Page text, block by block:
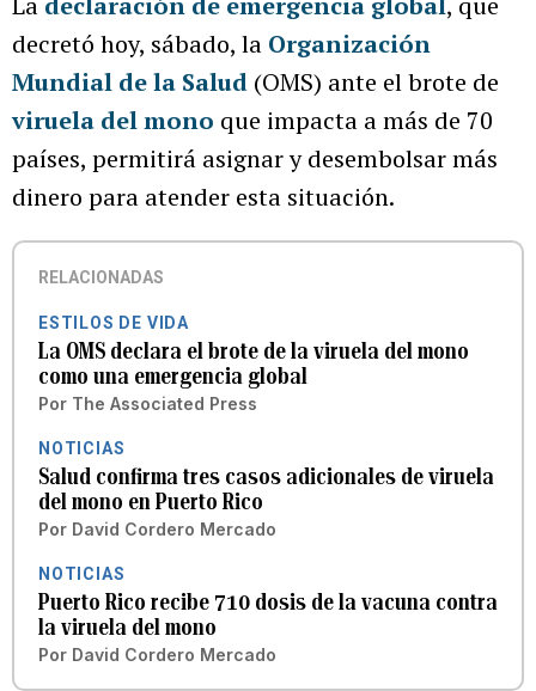
decretó hoy, sábado, la Organización
Mundial de la Salud (OMS) ante el brote de
viruela del mono que impacta a más de 70
países, permitirá asignar y desembolsar más
dinero para atender esta situación.
RELACIONADAS
ESTILOS DE VIDA
La OMS declara el brote de la viruela del mono
como una emergencia global
Por The Associated Press
NOTICIAS
Salud confirma tres casos adicionales de viruela
del mono en Puerto Rico
Por David Cordero Mercado
NOTICIAS
Puerto Rico recibe 710 dosis de la vacuna contra
la viruela del mono
Por David Cordero Mercado